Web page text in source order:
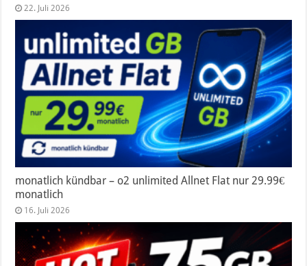
22. Juli 2026
monatlich kündbar – o2 unlimited Allnet Flat nur 29.99€
monatlich
16. Juli 2026